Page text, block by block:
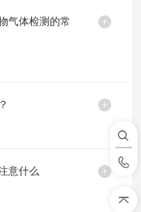
气体检测的常
意什么